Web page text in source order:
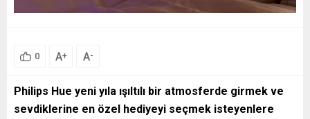
0 A+ A-
Philips Hue yeni yıla ışıltılı bir atmosferde girmek ve
sevdiklerine en özel hediyeyi seçmek isteyenlere